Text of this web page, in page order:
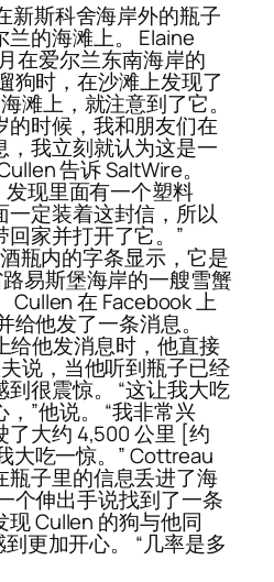
新斯科舍海岸外的瓶子
的海滩上。 Elaine
在爱尔兰东南海岸的
狗时，在沙滩上发现了
滩上，就注意到了它。
的时候，我和朋友们在
，我立刻就认为这是一
告诉 SaltWire。
现里面有一个塑料
一定装着这封信，所以
家并打开了它。”
瓶内的字条显示，它是
易斯堡海岸的一艘雪蟹
Cullen 在 Facebook 上
他发了一条消息。
给他发消息时，他直接
说，当他听到瓶子已经
很震惊。 “这让我大吃
”他说。 “我非常兴
了大约 4,500 公里 [约
大吃一惊。” Cottreau
瓶子里的信息丢进了海
个伸出手说找到了一条
Cullen 的狗与他同
更加开心。 “几率是多